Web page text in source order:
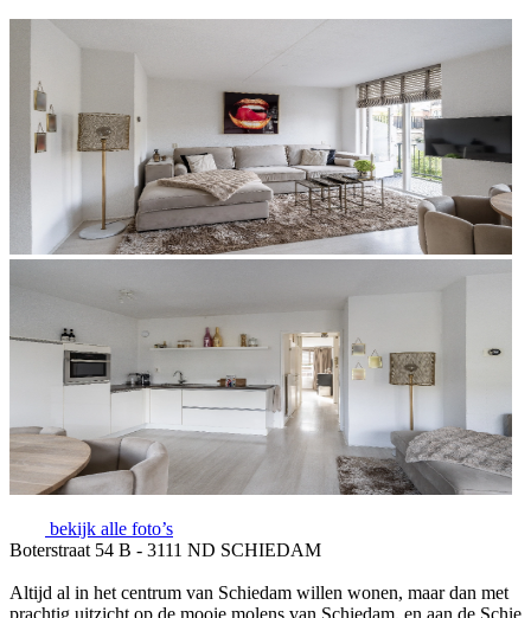
bekijk alle foto’s
Boterstraat 54 B - 3111 ND SCHIEDAM
Altijd al in het centrum van Schiedam willen wonen, maar dan met
prachtig uitzicht op de mooie molens van Schiedam, en aan de Schie